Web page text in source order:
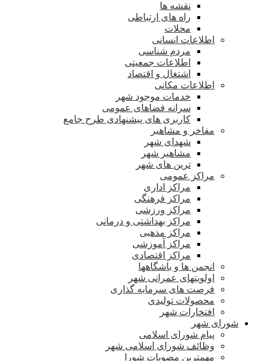
نقشه ها
راه های ارتباطی
محلات
اطلاعات انسانی
مردم شناسی
اطلاعات جمعیتی
اشتغال و اقتصاد
اطلاعات مکانی
خدمات موجود شهر
سرانه فضاهای عمومی
کاربری های پیشنهادی طرح جامع
مفاخر و مشاهیر
شهدای شهر
مشاهیر شهر
ترین های شهر
مراکز عمومی
مراکز اداری
مراکز فرهنگی
مراکز ورزشی
مراکز بهداشتی و درمانی
مراکز مذهبی
مراکز آموزشی
مراکز اقتصادی
انجمن ها و باشگاهها
اولویتهای عمرانی شهر
فرصت های سرمایه گذاری
محصولات تولیدی
افتخارات شهر
شورای شهر
پیام شورای اسلامی
وظائف شورای اسلامی شهر
مهمترین مصوبات شورا